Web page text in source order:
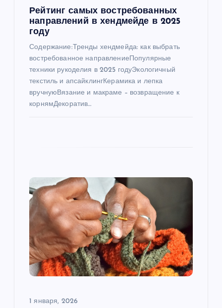
Рейтинг самых востребованных
направлений в хендмейде в 2025
году
Содержание:Тренды хендмейда: как выбрать
востребованное направлениеПопулярные
техники рукоделия в 2025 годуЭкологичный
текстиль и апсайклингКерамика и лепка
вручнуюВязание и макраме – возвращение к
корнямДекоратив…
1 января, 2026